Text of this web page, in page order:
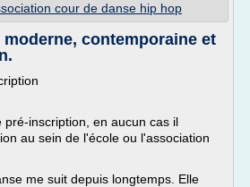
cour de danse hip hop
contemporaine et
pré-inscription, en aucun cas il
au sein de l'école ou l'association
me suit depuis longtemps. Elle